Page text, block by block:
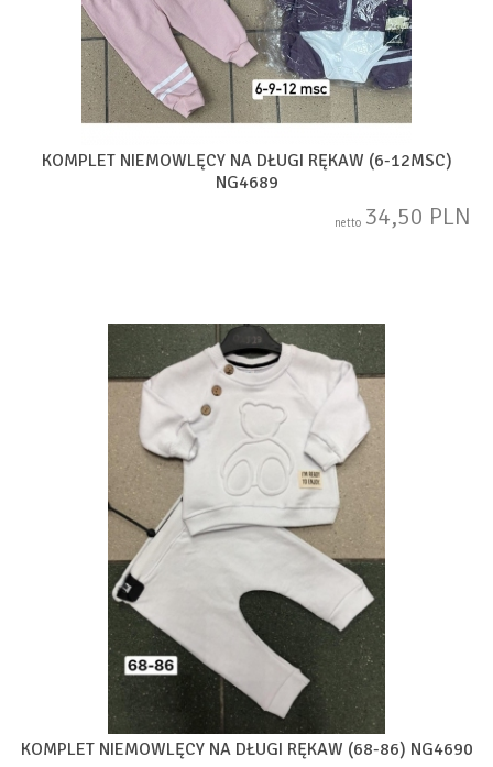
KOMPLET NIEMOWLĘCY NA DŁUGI RĘKAW (6-12MSC)
NG4689
netto 34,50 PLN
KOMPLET NIEMOWLĘCY NA DŁUGI RĘKAW (68-86) NG4690